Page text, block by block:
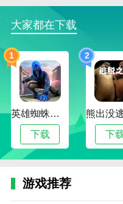
面对日益强大的敌人，
备；
3。探索不同的时空，找
动装甲的灵活性和火力取
4。游戏中的地图和敌
何观察地形和敌人的特
机动装甲：超时空之门
一款高质量的动作射击
中，玩家控制自己的角
备组合，开发更多的玩法
大家都在下载
1
英雄蜘蛛侠绳索格斗城市模拟器
下载
2
下
游戏推荐